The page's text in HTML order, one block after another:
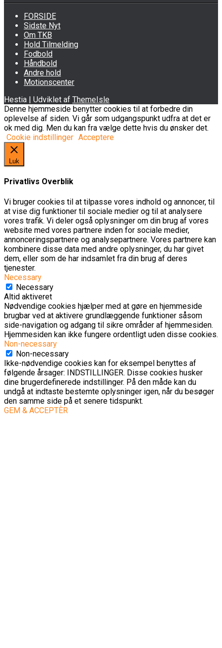
FORSIDE
Sidste Nyt
Om TKB
Hold Tilmelding
Fodbold
Håndbold
Andre hold
Motionscenter
Hestia | Udviklet af ThemeIsle
Denne hjemmeside benytter cookies til at forbedre din
oplevelse af siden. Vi går som udgangspunkt udfra at det er
ok med dig. Men du kan fra vælge dette hvis du ønsker det.
Cookie indstillinger Acceptere
Luk
Privatlivs Overblik
Vi bruger cookies til at tilpasse vores indhold og annoncer, til
at vise dig funktioner til sociale medier og til at analysere
vores trafik. Vi deler også oplysninger om din brug af vores
website med vores partnere inden for sociale medier,
annonceringspartnere og analysepartnere. Vores partnere kan
kombinere disse data med andre oplysninger, du har givet
dem, eller som de har indsamlet fra din brug af deres
tjenester.
Necessary
Necessary
Altid aktiveret
Nødvendige cookies hjælper med at gøre en hjemmeside
brugbar ved at aktivere grundlæggende funktioner såsom
side-navigation og adgang til sikre områder af hjemmesiden.
Hjemmesiden kan ikke fungere ordentligt uden disse cookies.
Non-necessary
Non-necessary
Ikke-nødvendige cookies kan for eksempel benyttes af
følgende årsager: INDSTILLINGER. Disse cookies husker
dine brugerdefinerede indstillinger. På den måde kan du
undgå at indtaste bestemte oplysninger igen, når du besøger
den samme side på et senere tidspunkt.
GEM & ACCEPTÈR